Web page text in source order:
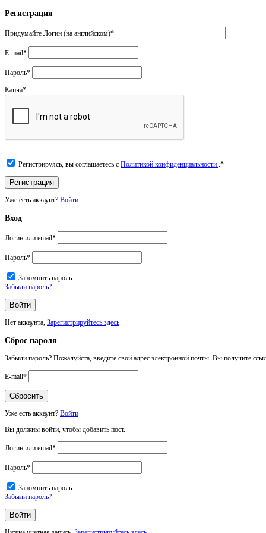
Регистрация
Придумайте Логин (на английском)*
E-mail*
Пароль*
Капча*
Регистрируясь, вы соглашаетесь с Политикой конфиденциальности .*
Уже есть аккаунт? Войти
Вход
Логин или email*
Пароль*
Запомнить пароль
Забыли пароль?
Нет аккаунта, Зарегистрируйтесь здесь
Сброс пароля
Забыли пароль? Пожалуйста, введите свой адрес электронной почты. Вы получите
E-mail*
Уже есть аккаунт? Войти
Вы должны войти, чтобы добавить пост.
Логин или email*
Пароль*
Запомнить пароль
Забыли пароль?